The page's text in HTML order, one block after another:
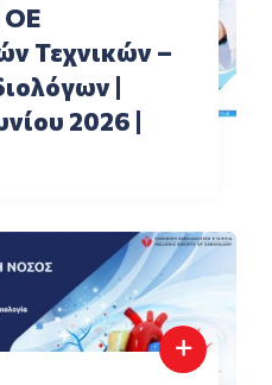
ΟΕ
Τεχνικών –
|
2026 |